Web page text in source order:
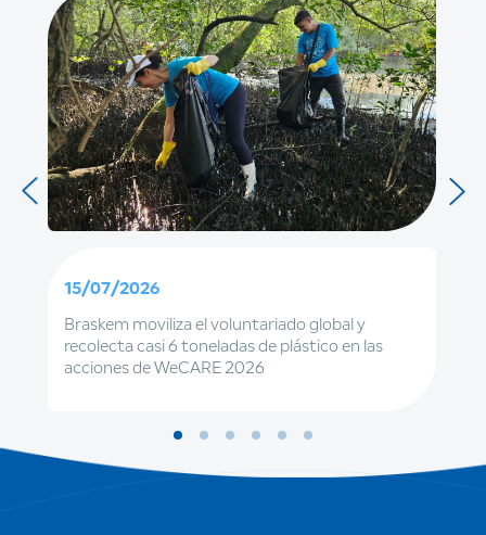
15/07/2026
Braskem moviliza el voluntariado global y
recolecta casi 6 toneladas de plástico en las
acciones de WeCARE 2026